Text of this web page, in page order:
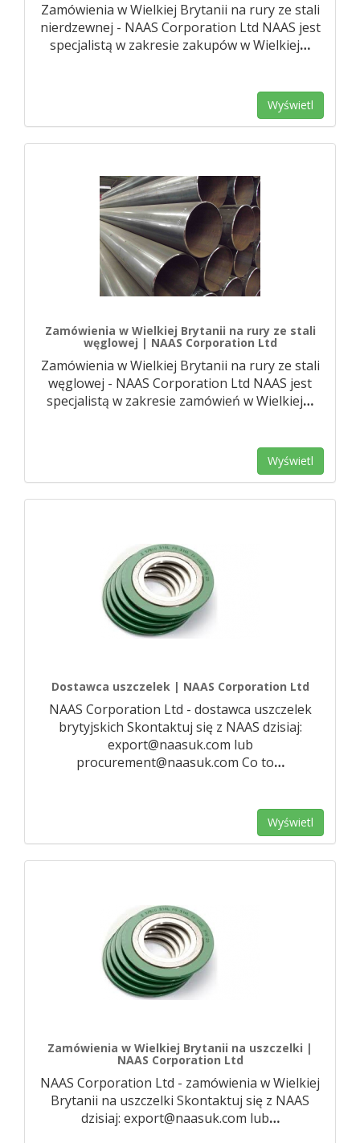
Zamówienia w Wielkiej Brytanii na rury ze stali
nierdzewnej - NAAS Corporation Ltd NAAS jest
specjalistą w zakresie zakupów w Wielkiej…
Wyświetl
Zamówienia w Wielkiej Brytanii na rury ze stali
węglowej | NAAS Corporation Ltd
Zamówienia w Wielkiej Brytanii na rury ze stali
węglowej - NAAS Corporation Ltd NAAS jest
specjalistą w zakresie zamówień w Wielkiej…
Wyświetl
Dostawca uszczelek | NAAS Corporation Ltd
NAAS Corporation Ltd - dostawca uszczelek
brytyjskich Skontaktuj się z NAAS dzisiaj:
export@naasuk.com lub
procurement@naasuk.com Co to…
Wyświetl
Zamówienia w Wielkiej Brytanii na uszczelki |
NAAS Corporation Ltd
NAAS Corporation Ltd - zamówienia w Wielkiej
Brytanii na uszczelki Skontaktuj się z NAAS
dzisiaj: export@naasuk.com lub…